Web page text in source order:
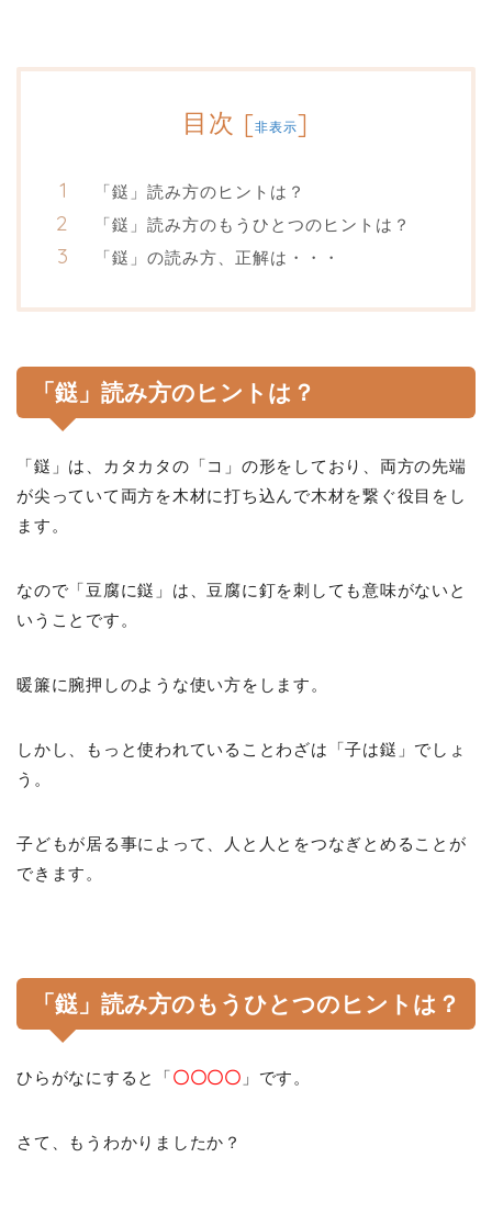
目次 [非表示]
「鎹」読み方のヒントは？
「鎹」読み方のもうひとつのヒントは？
「鎹」の読み方、正解は・・・
「鎹」読み方のヒントは？
「鎹」は、カタカタの「コ」の形をしており、両方の先端
が尖っていて両方を木材に打ち込んで木材を繋ぐ役目をし
ます。
なので「豆腐に鎹」は、豆腐に釘を刺しても意味がないと
いうことです。
暖簾に腕押しのような使い方をします。
しかし、もっと使われていることわざは「子は鎹」でしょ
う。
子どもが居る事によって、人と人とをつなぎとめることが
できます。
「鎹」読み方のもうひとつのヒントは？
ひらがなにすると「〇〇〇〇 」です。
さて、もうわかりましたか？